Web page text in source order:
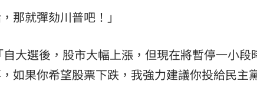
那就彈劾川普吧！」
大選後，股市大幅上漲，但現在將暫停一小段
如果你希望股票下跌，我強力建議你投給民主黨